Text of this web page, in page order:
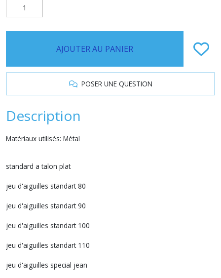
AJOUTER AU PANIER
POSER UNE QUESTION
Description
Matériaux utilisés: Métal
standard a talon plat
jeu d'aiguilles standart 80
jeu d'aiguilles standart 90
jeu d'aiguilles standart 100
jeu d'aiguilles standart 110
jeu d'aiguilles special jean